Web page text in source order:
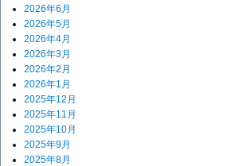
2026年6月
2026年5月
2026年4月
2026年3月
2026年2月
2026年1月
2025年12月
2025年11月
2025年10月
2025年9月
2025年8月